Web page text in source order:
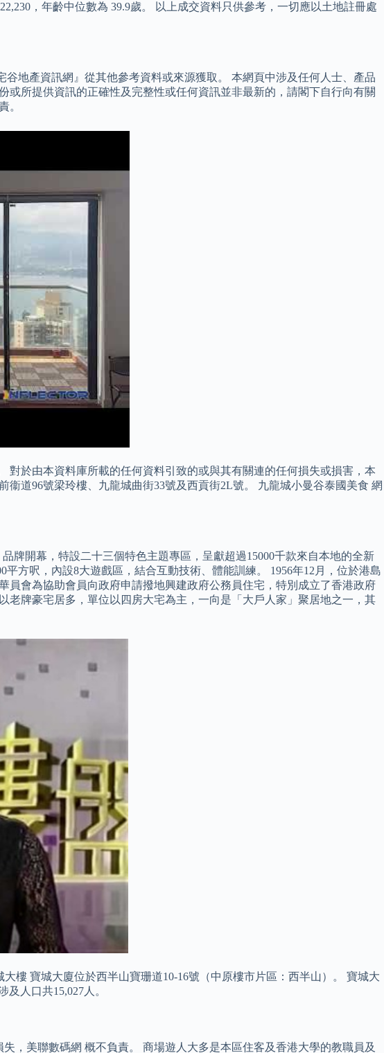
，年齡中位數為 39.9歲。 以上成交資料只供參考，一切應以土地註冊處
地產資訊網』從其他參考資料或來源獲取。 本網頁中涉及任何人士、產品
所提供資訊的正確性及完整性或任何資訊並非最新的，請閣下自行向有關
。
於由本資料庫所載的任何資料引致的或與其有關連的任何損失或損害，本
道96號梁玲樓、九龍城曲街33號及西貢街2L號。 九龍城小曼谷泰國美食 網
牌開幕，特設二十三個特色主題專區，呈獻超過15000千款來自本地的全新
方呎，內設8大遊戲區，結合互動技術、體能訓練。 1956年12月，位於港島
員會為協助會員向政府申請撥地興建政府公務員住宅，特別成立了香港政府
牌豪宅居多，單位以四房大宅為主，一向是「大戶人家」聚居地之一，其
樓 寶城大廈位於西半山寶珊道10-16號（中原樓市片區：西半山）。 寶城大
人口共15,027人。
，美聯數碼網 概不負責。 商場遊人大多是本區住客及香港大學的教職員及